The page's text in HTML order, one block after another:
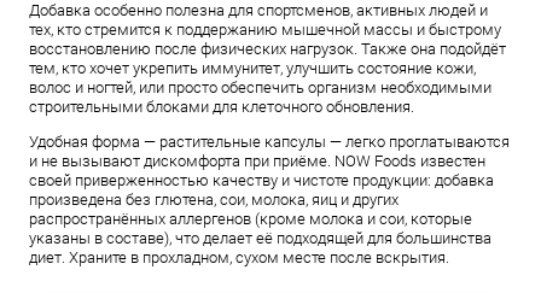
Добавка особенно полезна для спортсменов, активных людей и
тех, кто стремится к поддержанию мышечной массы и быстрому
восстановлению после физических нагрузок. Также она подойдёт
тем, кто хочет укрепить иммунитет, улучшить состояние кожи,
волос и ногтей, или просто обеспечить организм необходимыми
строительными блоками для клеточного обновления.
Удобная форма — растительные капсулы — легко проглатываются
и не вызывают дискомфорта при приёме. NOW Foods известен
своей приверженностью качеству и чистоте продукции: добавка
произведена без глютена, сои, молока, яиц и других
распространённых аллергенов (кроме молока и сои, которые
указаны в составе), что делает её подходящей для большинства
диет. Храните в прохладном, сухом месте после вскрытия.